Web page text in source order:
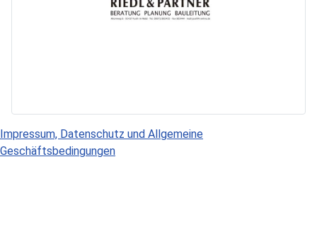
Impressum, Datenschutz und Allgemeine
Geschäftsbedingungen